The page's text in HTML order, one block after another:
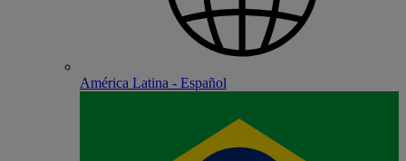
América Latina - Español